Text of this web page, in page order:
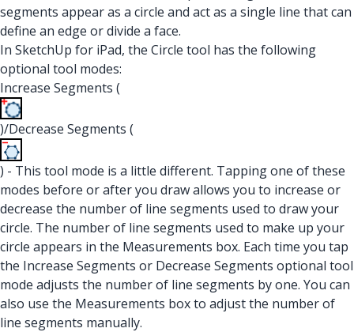
segments appear as a circle and act as a single line that can
define an edge or divide a face.
In SketchUp for iPad, the Circle tool has the following
optional tool modes:
Increase Segments (
)/Decrease Segments (
) - This tool mode is a little different. Tapping one of these
modes before or after you draw allows you to increase or
decrease the number of line segments used to draw your
circle. The number of line segments used to make up your
circle appears in the Measurements box. Each time you tap
the Increase Segments or Decrease Segments optional tool
mode adjusts the number of line segments by one. You can
also use the Measurements box to adjust the number of
line segments manually.